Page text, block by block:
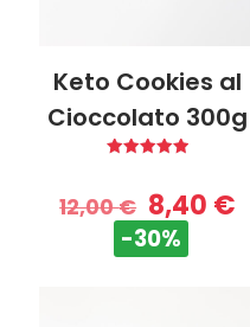
Keto Cookies al
Cioccolato 300g
su 5
12,00€ 8,40 €
-30%